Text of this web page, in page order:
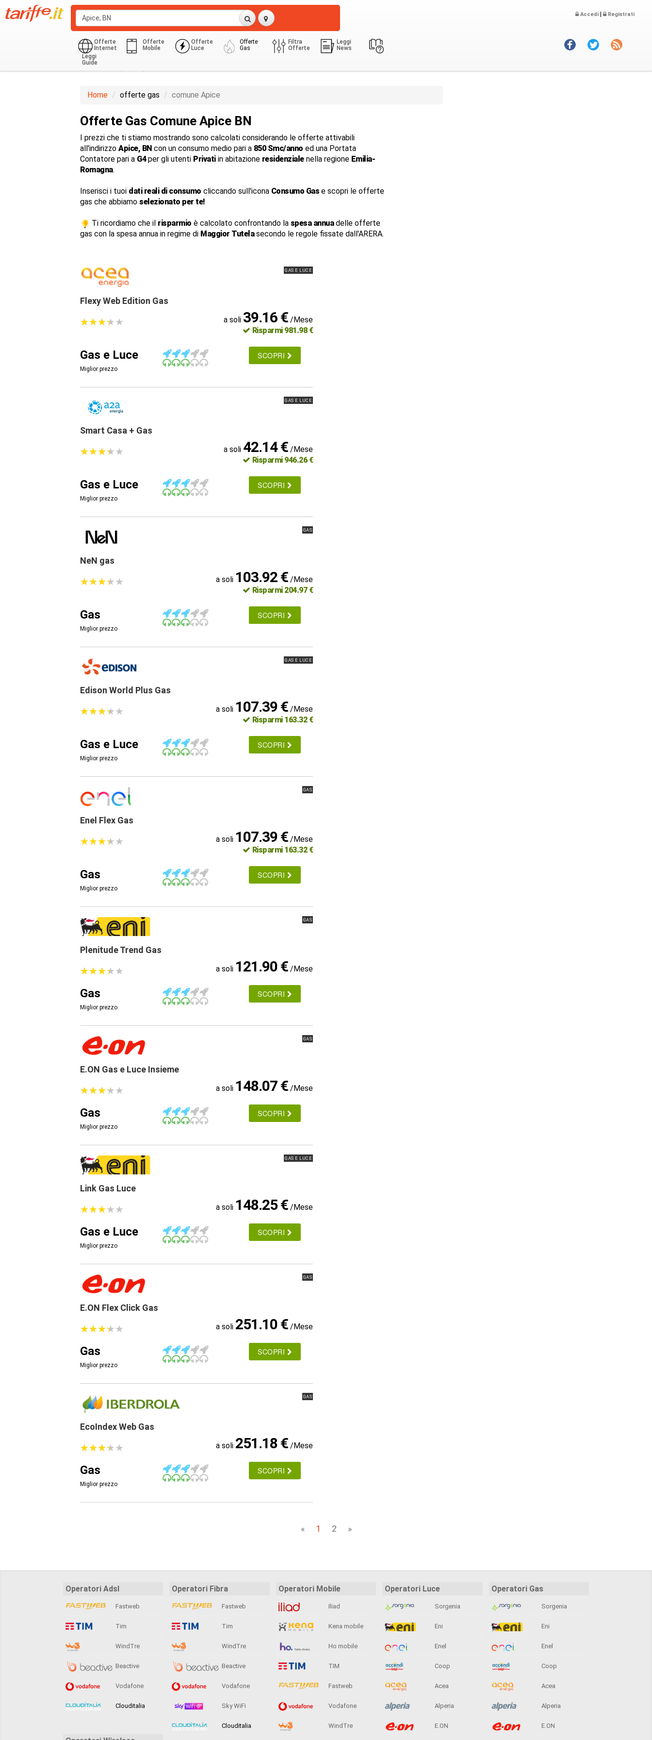
Accedi | Registrati
Offerte
Internet
Offerte
Mobile
Offerte
Luce
Offerte
Gas
Filtra
Offerte
Leggi
News
Leggi
Guide
Domestico (G1-G6)
Home offerte gas comune Apice
Offerte Gas Comune Apice BN
I prezzi che ti stiamo mostrando sono calcolati considerando le offerte attivabili
all'indirizzo Apice, BNcon un consumo medio pari a 850 Smc/anno ed una Portata
Contatore pari a G4per gli utenti Privatiin abitazione residenzialenella regione Emilia-
Romagna.
Inserisci i tuoi dati reali di consumo cliccando sull'icona Consumo Gas e scopri le offerte
gas che abbiamo selezionato per te!
Ti ricordiamo che il risparmio è calcolato confrontando la spesa annuadelle offerte
gas con la spesa annua in regime di Maggior Tutelasecondo le regole fissate dall'ARERA.
GAS E LUCE
Flexy Web Edition Gas
★★★★★
★★★★★ a soli 39.16 € /Mese
Risparmi 981.98 €
Gas e Luce
Miglior prezzo
SCOPRI
GAS E LUCE
Smart Casa + Gas
★★★★★
★★★★★ a soli 42.14 € /Mese
Risparmi 946.26 €
Gas e Luce
Miglior prezzo
SCOPRI
GAS
NeN gas
★★★★★
★★★★★ a soli 103.92 € /Mese
Risparmi 204.97 €
Gas
Miglior prezzo
SCOPRI
GAS E LUCE
Edison World Plus Gas
★★★★★
★★★★★ a soli 107.39 € /Mese
Risparmi 163.32 €
Gas e Luce
Miglior prezzo
SCOPRI
GAS
Enel Flex Gas
★★★★★
★★★★★ a soli 107.39 € /Mese
Risparmi 163.32 €
Gas
Miglior prezzo
SCOPRI
GAS
Plenitude Trend Gas
★★★★★
★★★★★ a soli 121.90 € /Mese
Gas
Miglior prezzo
SCOPRI
GAS
E.ON Gas e Luce Insieme
★★★★★
★★★★★ a soli 148.07 € /Mese
Gas
Miglior prezzo
SCOPRI
GAS E LUCE
Link Gas Luce
★★★★★
★★★★★ a soli 148.25 € /Mese
Gas e Luce
Miglior prezzo
SCOPRI
GAS
E.ON Flex Click Gas
★★★★★
★★★★★ a soli 251.10 € /Mese
Gas
Miglior prezzo
SCOPRI
GAS
EcoIndex Web Gas
★★★★★
★★★★★ a soli 251.18 € /Mese
Gas
Miglior prezzo
SCOPRI
« 1 2 »
Operatori Adsl
Fastweb
Tim
WindTre
Beactive
Vodafone
Clouditalia
Operatori Fibra
Fastweb
Tim
WindTre
Beactive
Vodafone
Sky WiFi
Clouditalia
Operatori Mobile
Iliad
Kena mobile
Ho mobile
TIM
Fastweb
Vodafone
WindTre
Operatori Luce
Sorgenia
Eni
Enel
Coop
Acea
Alperia
E.ON
Operatori Gas
Sorgenia
Eni
Enel
Coop
Acea
Alperia
E.ON